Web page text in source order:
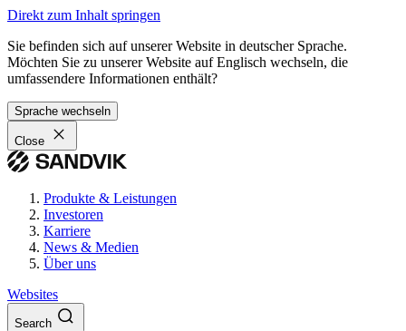
Direkt zum Inhalt springen
Sie befinden sich auf unserer Website in deutscher Sprache.
Möchten Sie zu unserer Website auf Englisch wechseln, die
umfassendere Informationen enthält?
Sprache wechseln
Close
Produkte & Leistungen
Investoren
Karriere
News & Medien
Über uns
Websites
Search